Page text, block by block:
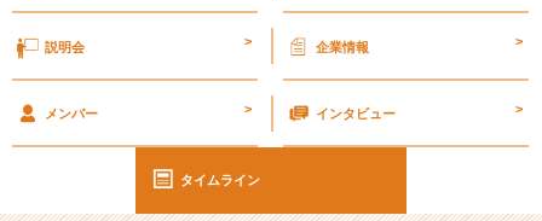
め
行
た！
【株
説明会 > 企業情報 >
メンバー > インタビュー >
タイムライン